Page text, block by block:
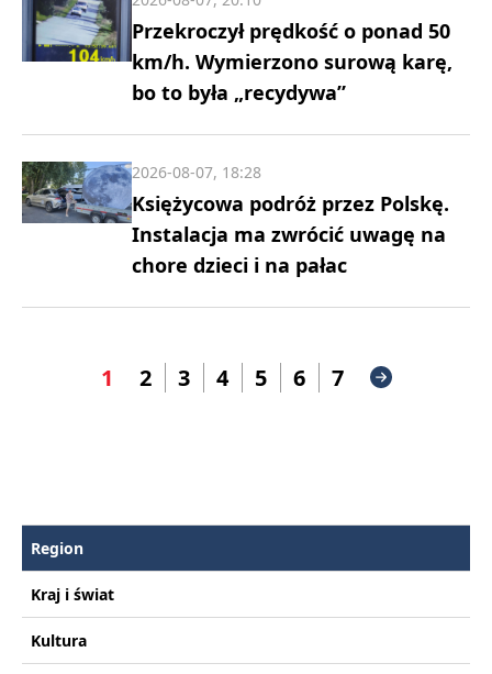
Przekroczył prędkość o ponad 50
km/h. Wymierzono surową karę,
bo to była „recydywa”
Księżycowa podróż przez Polskę.
Instalacja ma zwrócić uwagę na
chore dzieci i na pałac
2026-08-07, 18:28
1 2 3 4 5 6 7
Region
Kraj i świat
Kultura